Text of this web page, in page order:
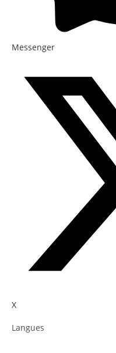
Messenger
X
Langues